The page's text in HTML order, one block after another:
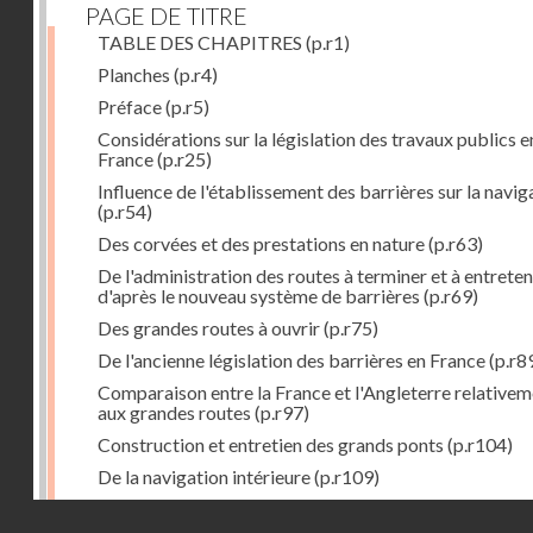
PAGE DE TITRE
TABLE DES CHAPITRES (p.r1)
Planches (p.r4)
Préface(p.r5)
Considérations sur la législation des travaux publics
France(p.r25)
Influence de l'établissement des barrières sur la
(p.r54)
Des corvées et des prestations en nature(p.r63)
De l'administration des routes à terminer et à
d'après le nouveau système de barrières (p.r69)
Des grandes routes à ouvrir(p.r75)
De l'ancienne législation des barrières en France
Comparaison entre la France et l'Angleterre
aux grandes routes (p.r97)
Construction et entretien des grands ponts (p.r104)
De la navigation intérieure(p.r109)